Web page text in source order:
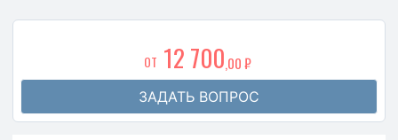
ОТ 12 700,00 ₽
ЗАДАТЬ ВОПРОС